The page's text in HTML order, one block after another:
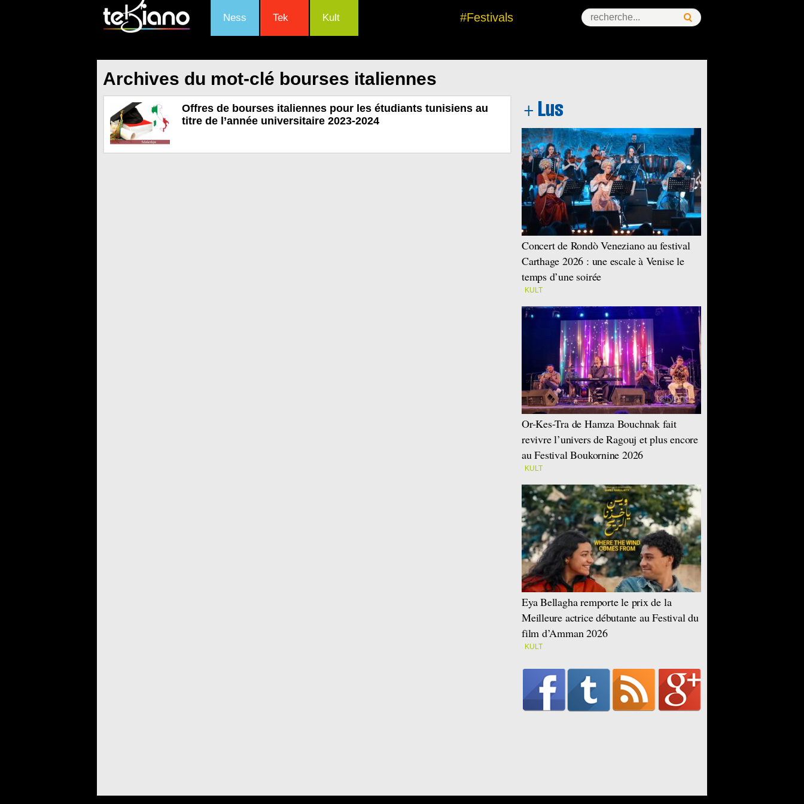
Ness Tek Kult #Festivals
Archives du mot-clé bourses italiennes
Offres de bourses italiennes pour les étudiants tunisiens au
titre de l’année universitaire 2023-2024
Concert de Rondò Veneziano au festival
Carthage 2026 : une escale à Venise le
temps d’une soirée
KULT
Or-Kes-Tra de Hamza Bouchnak fait
revivre l’univers de Ragouj et plus encore
au Festival Boukornine 2026
KULT
Eya Bellagha remporte le prix de la
Meilleure actrice débutante au Festival du
film d’Amman 2026
KULT